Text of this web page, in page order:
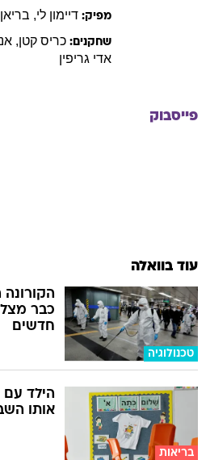
מפיק: דיימון לי, בריאן
שחקנים: כריס קטן,
אדי גריפין
פייסבוק
עוד בוואלה
טכנולוגיה
כבר
חדשים
בריאות
הילד עם
אותו